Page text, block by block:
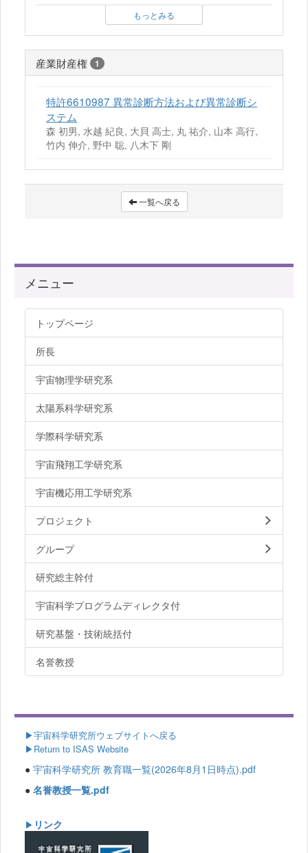
もっとみる
産業財産権 1
特許6610987 異常診断方法および異常診断シ
ステム
森 初男, 水越 紀良, 大貝 高士, 丸 祐介, 山本 高行,
竹内 伸介, 野中 聡, 八木下 剛
一覧へ戻る
メニュー
トップページ
所長
宇宙物理学研究系
太陽系科学研究系
学際科学研究系
宇宙飛翔工学研究系
宇宙機応用工学研究系
プロジェクト
グループ
研究総主幹付
宇宙科学プログラムディレクタ付
研究基盤・技術統括付
名誉教授
▶宇宙科学研究所ウェブサイトへ戻る
▶Return to ISAS Website
● 宇宙科学研究所 教育職一覧(2026年8月1日時点).pdf
● 名誉教授一覧.pdf
▶ リンク